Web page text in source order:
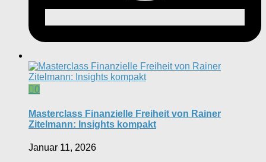
0
Masterclass Finanzielle Freiheit von Rainer
Zitelmann: Insights kompakt
Januar 11, 2026